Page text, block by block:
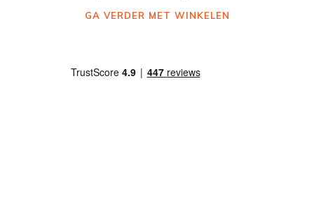
GA VERDER MET WINKELEN